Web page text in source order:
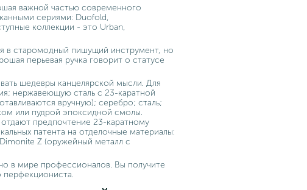
важной частью современного
сериями: Duofold,
коллекции - это Urban,
в старомодный пишущий инструмент, но
перьевая ручка говорит о статусе
шедевры канцелярской мысли. Для
нержавеющую сталь с 23-каратной
вручную); серебро; сталь;
или пудрой эпоксидной смолы.
предпочтение 23-каратному
патента на отделочные материалы:
Z (оружейный металл с
в мире профессионалов. Вы получите
перфекциониста.